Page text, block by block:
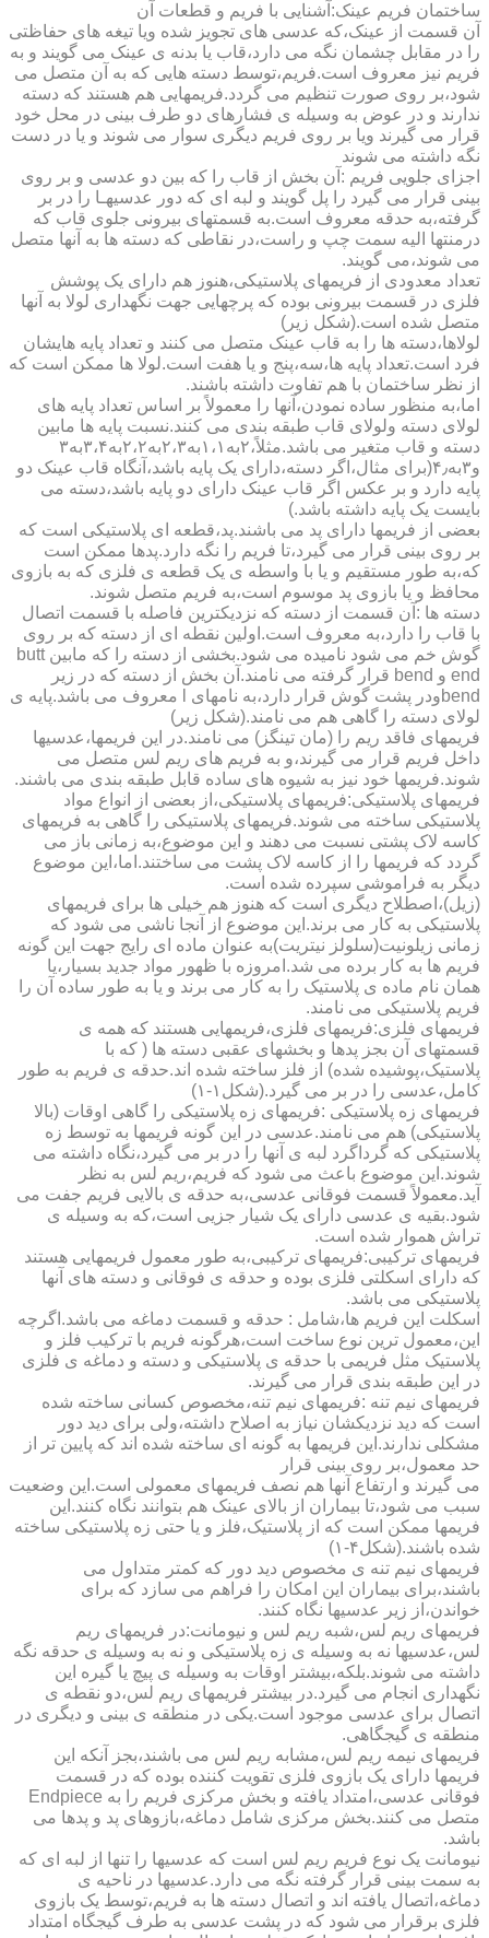
ساختمان فریم عینک:آشنایی با فریم و قطعات آن
آن قسمت از عینک،که عدسی های تجویز شده ویا تیغه های حفاظتی
را در مقابل چشمان نگه می دارد،قاب یا بدنه ی عینک می گویند و به
فریم نیز معروف است.فریم،توسط دسته هایی که به آن متصل می
شود،بر روی صورت تنظیم می گردد.فریمهایی هم هستند که دسته
ندارند و در عوض به وسیله ی فشارهای دو طرف بینی در محل خود
قرار می گیرند ویا بر روی فریم دیگری سوار می شوند و یا در دست
نگه داشته می شوند
اجزای جلویی فریم :آن بخش از قاب را که بین دو عدسی و بر روی
بینی قرار می گیرد را پل گویند و لبه ای که دور عدسیهـا را در بر
گرفته،به حدقه معروف است.به قسمتهای بیرونی جلوی قاب که
درمنتها الیه سمت چپ و راست،در نقاطی که دسته ها به آنها متصل
می شوند،می گویند.
تعداد معدودی از فریمهای پلاستیکی،هنوز هم دارای یک پوشش
فلزی در قسمت بیرونی بوده که پرچهایی جهت نگهداری لولا به آنها
متصل شده است.(شکل زیر)
لولاها،دسته ها را به قاب عینک متصل می کنند و تعداد پایه هایشان
فرد است.تعداد پایه ها،سه،پنج و یا هفت است.لولا ها ممکن است که
از نظر ساختمان با هم تفاوت داشته باشند.
اما،به منظور ساده نمودن،آنها را معمولاً بر اساس تعداد پایه های
لولای دسته ولولای قاب طبقه بندی می کنند.نسبت پایه ها مابین
دسته و قاب متغیر می باشد.مثلاً،۲به۱،۱به۲،۳به۲،۲به۳،۴به۳
و۳به۴٫(برای مثال،اگر دسته،دارای یک پایه باشد،آنگاه قاب عینک دو
پایه دارد و بر عکس اگر قاب عینک دارای دو پایه باشد،دسته می
بایست یک پایه داشته باشد.)
بعضی از فریمها دارای پد می باشند.پد،قطعه ای پلاستیکی است که
بر روی بینی قرار می گیرد،تا فریم را نگه دارد.پدها ممکن است
که،به طور مستقیم و یا با واسطه ی یک قطعه ی فلزی که به بازوی
محافظ و یا بازوی پد موسوم است،به فریم متصل شوند.
دسته ها :آن قسمت از دسته که نزدیکترین فاصله با قسمت اتصال
با قاب را دارد،به معروف است.اولین نقطه ای از دسته که بر روی
گوش خم می شود نامیده می شود.بخشی از دسته را که مابین butt
end و bend قرار گرفته می نامند.آن بخش از دسته که در زیر
bendودر پشت گوش قرار دارد،به نامهای l معروف می باشد.پایه ی
لولای دسته را گاهی هم می نامند.(شکل زیر)
فریمهای فاقد ریم را (مان تینگز) می نامند.در این فریمها،عدسیها
داخل فریم قرار می گیرند،و به فریم های ریم لس متصل می
شوند.فریمها خود نیز به شیوه های ساده قابل طبقه بندی می باشند.
فریمهای پلاستیکی:فریمهای پلاستیکی،از بعضی از انواع مواد
پلاستیکی ساخته می شوند.فریمهای پلاستیکی را گاهی به فریمهای
کاسه لاک پشتی نسبت می دهند و این موضوع،به زمانی باز می
گردد که فریمها را از کاسه لاک پشت می ساختند.اما،این موضوع
دیگر به فراموشی سپرده شده است.
(زیل)،اصطلاح دیگری است که هنوز هم خیلی ها برای فریمهای
پلاستیکی به کار می برند.این موضوع از آنجا ناشی می شود که
زمانی زیلونیت(سلولز نیتریت)به عنوان ماده ای رایج جهت این گونه
فریم ها به کار برده می شد.امروزه با ظهور مواد جدید بسیار،یا
همان نام ماده ی پلاستیک را به کار می برند و یا به طور ساده آن را
فریم پلاستیکی می نامند.
فریمهای فلزی:فریمهای فلزی،فریمهایی هستند که همه ی
قسمتهای آن بجز پدها و بخشهای عقبی دسته ها ( که با
پلاستیک،پوشیده شده) از فلز ساخته شده اند.حدقه ی فریم به طور
کامل،عدسی را در بر می گیرد.(شکل۱-۱)
فریمهای زه پلاستیکی :فریمهای زه پلاستیکی را گاهی اوقات (بالا
پلاستیکی) هم می نامند.عدسی در این گونه فریمها به توسط زه
پلاستیکی که گرداگرد لبه ی آنها را در بر می گیرد،نگاه داشته می
شوند.این موضوع باعث می شود که فریم،ریم لس به نظر
آید.معمولاً قسمت فوقانی عدسی،به حدقه ی بالایی فریم جفت می
شود.بقیه ی عدسی دارای یک شیار جزیی است،که به وسیله ی
تراش هموار شده است.
فریمهای ترکیبی:فریمهای ترکیبی،به طور معمول فریمهایی هستند
که دارای اسکلتی فلزی بوده و حدقه ی فوقانی و دسته های آنها
پلاستیکی می باشد.
اسکلت این فریم ها،شامل : حدقه و قسمت دماغه می باشد.اگرچه
این،معمول ترین نوع ساخت است،هرگونه فریم با ترکیب فلز و
پلاستیک مثل فریمی با حدقه ی پلاستیکی و دسته و دماغه ی فلزی
در این طبقه بندی قرار می گیرند.
فریمهای نیم تنه :فریمهای نیم تنه،مخصوص کسانی ساخته شده
است که دید نزدیکشان نیاز به اصلاح داشته،ولی برای دید دور
مشکلی ندارند.این فریمها به گونه ای ساخته شده اند که پایین تر از
حد معمول،بر روی بینی قرار
می گیرند و ارتفاع آنها هم نصف فریمهای معمولی است.این وضعیت
سبب می شود،تا بیماران از بالای عینک هم بتوانند نگاه کنند.این
فریمها ممکن است که از پلاستیک،فلز و یا حتی زه پلاستیکی ساخته
شده باشند.(شکل۴-۱)
فریمهای نیم تنه ی مخصوص دید دور که کمتر متداول می
باشند،برای بیماران این امکان را فراهم می سازد که برای
خواندن،از زیر عدسیها نگاه کنند.
فریمهای ریم لس،شبه ریم لس و نیومانت:در فریمهای ریم
لس،عدسیها نه به وسیله ی زه پلاستیکی و نه به وسیله ی حدقه نگه
داشته می شوند.بلکه،بیشتر اوقات به وسیله ی پیچ یا گیره این
نگهداری انجام می گیرد.در بیشتر فریمهای ریم لس،دو نقطه ی
اتصال برای عدسی موجود است.یکی در منطقه ی بینی و دیگری در
منطقه ی گیجگاهی.
فریمهای نیمه ریم لس،مشابه ریم لس می باشند،بجز آنکه این
فریمها دارای یک بازوی فلزی تقویت کننده بوده که در قسمت
فوقانی عدسی،امتداد یافته و بخش مرکزی فریم را به Endpiece
متصل می کنند.بخش مرکزی شامل دماغه،بازوهای پد و پدها می
باشد.
نیومانت یک نوع فریم ریم لس است که عدسیها را تنها از لبه ای که
به سمت بینی قرار گرفته نگه می دارد.عدسیها در ناحیه ی
دماغه،اتصال یافته اند و اتصال دسته ها به فریم،توسط یک بازوی
فلزی برقرار می شود که در پشت عدسی به طرف گیجگاه امتداد